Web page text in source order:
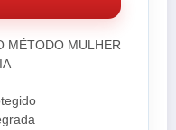
MÉTODO MULHER